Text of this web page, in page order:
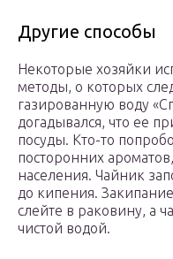
Другие способы
Некоторые хозяйки
методы, о которых
газированную воду
догадывался, что ее
посуды. Кто-то
посторонних
населения. Чайник
до кипения.
слейте в раковину, а
чистой водой.